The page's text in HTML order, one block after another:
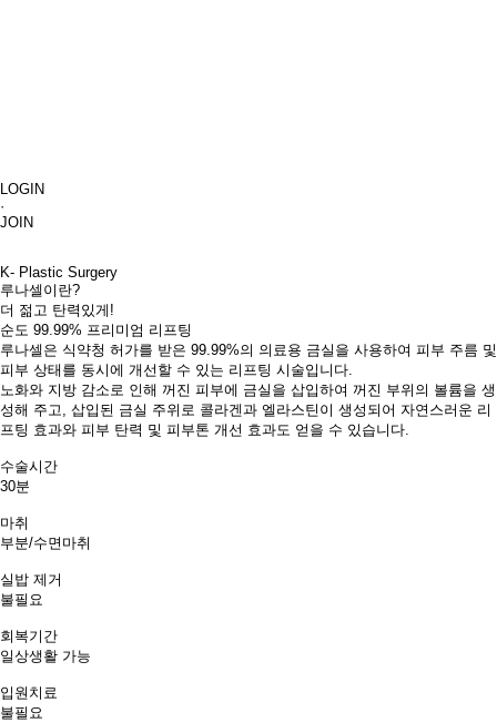
LOGIN
·
JOIN
K- Plastic Surgery
루나셀 이란?
더 젊고 탄력있게!
순도 99.99% 프리미엄 리프팅
루나셀은 식약청 허가를 받은 99.99%의 의료용 금실을 사용하여 피부 주름 및
피부 상태를 동시에 개선할 수 있는 리프팅 시술입니다.​
노화와 지방 감소로 인해 꺼진 피부에 금실을 삽입하여 꺼진 부위의 볼륨을 생
성해 주고, 삽입된 금실 주위로 콜라겐과 엘라스틴이 생성되어 자연스러운 리
프팅 효과와 피부 탄력 및 피부톤 개선 효과도 얻을 수 있습니다.​
수술시간
30분
마취
부분/수면마취
실밥 제거
불필요
회복기간
일상생활 가능
입원치료
불필요